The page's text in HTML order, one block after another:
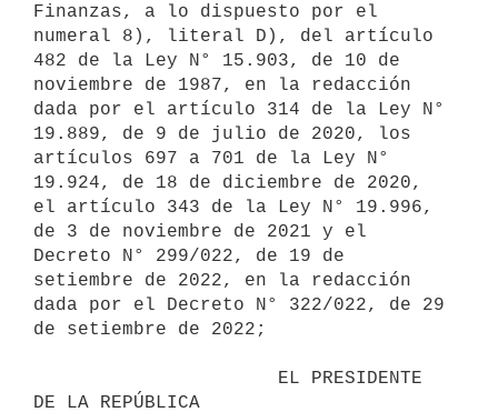
Finanzas, a lo dispuesto por el
numeral 8), literal D), del artículo
482 de la Ley N° 15.903, de 10 de
noviembre de 1987, en la redacción
dada por el artículo 314 de la Ley N°
19.889, de 9 de julio de 2020, los
artículos 697 a 701 de la Ley N°
19.924, de 18 de diciembre de 2020,
el artículo 343 de la Ley N° 19.996,
de 3 de noviembre de 2021 y el
Decreto N° 299/022, de 19 de
setiembre de 2022, en la redacción
dada por el Decreto N° 322/022, de 29
de setiembre de 2022;
DE LA REPÚBLICA